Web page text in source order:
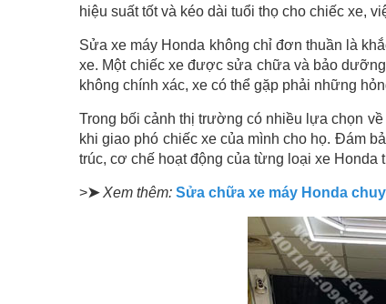
hiệu suất tốt và kéo dài tuổi thọ cho chiếc xe,
Sửa xe máy Honda không chỉ đơn thuần là
xe. Một chiếc xe được sửa chữa và bảo
không chính xác, xe có thể gặp phải những
Trong bối cảnh thị trường có nhiều lựa chọn
khi giao phó chiếc xe của mình cho họ. Đám
trúc, cơ chế hoạt động của từng loại xe
>➤Xem thêm: Sửa chữa xe máy Honda